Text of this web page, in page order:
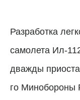
Разработка
самолета Ил-
дважды
го Минобороны